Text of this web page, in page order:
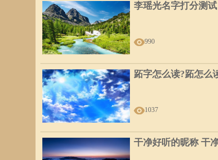
李瑶光名字打分测
990
跖字怎么读?跖怎么
1037
干净好听的昵称 干